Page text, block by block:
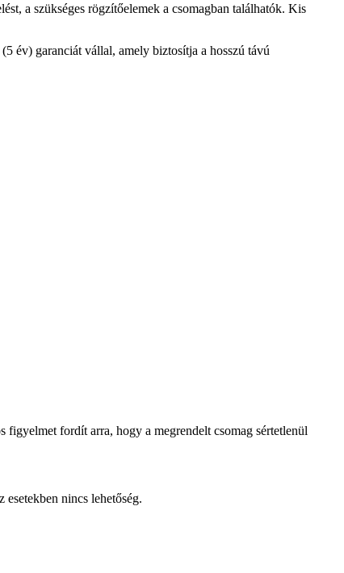
a szükséges rögzítőelemek a csomagban találhatók. Kis
év) garanciát vállal, amely biztosítja a hosszú távú
fordít arra, hogy a megrendelt csomag sértetlenül
nincs lehetőség.